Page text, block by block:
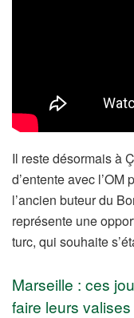
Il reste désormais à
d’entente avec
l’ancien buteur du
représente une
turc, qui souhaite
Marseille : ces
faire leurs